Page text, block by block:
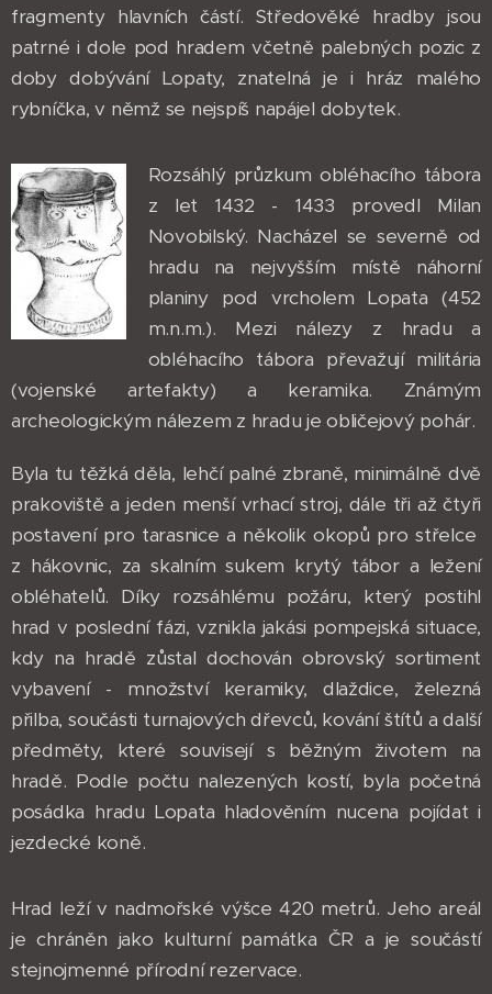
fragmenty hlavních částí. Středověké hradby jsou
patrné i dole pod hradem včetně palebných pozic z
doby dobývání Lopaty, znatelná je i hráz malého
rybníčka, v němž se nejspíš napájel dobytek.
Rozsáhlý průzkum obléhacího tábora
z let 1432 - 1433 provedl Milan
Novobilský. Nacházel se severně od
hradu na nejvyšším místě náhorní
planiny pod vrcholem Lopata (452
m.n.m.). Mezi nálezy z hradu a
obléhacího tábora převažují militária
(vojenské artefakty) a keramika. Známým
archeologickým nálezem z hradu je obličejový pohár.
Byla tu těžká děla, lehčí palné zbraně, minimálně dvě
prakoviště a jeden menší vrhací stroj, dále tři až čtyři
postavení pro tarasnice a několik okopů pro střelce
z hákovnic, za skalním sukem krytý tábor a ležení
obléhatelů. Díky rozsáhlému požáru, který postihl
hrad v poslední fázi, vznikla jakási pompejská situace,
kdy na hradě zůstal dochován obrovský sortiment
vybavení - množství keramiky, dlaždice, železná
přilba, součásti turnajových dřevců, kování štítů a další
předměty, které souvisejí s běžným životem na
hradě. Podle počtu nalezených kostí, byla početná
posádka hradu Lopata hladověním nucena pojídat i
jezdecké koně.
Hrad leží v nadmořské výšce 420 metrů. Jeho areál
je chráněn jako kulturní památka ČR a je součástí
stejnojmenné přírodní rezervace.